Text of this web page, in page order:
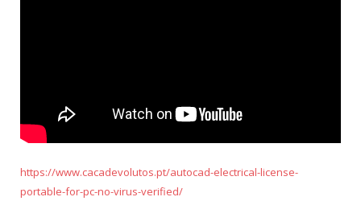
https://www.cacadevolutos.pt/autocad-electrical-license-
portable-for-pc-no-virus-verified/